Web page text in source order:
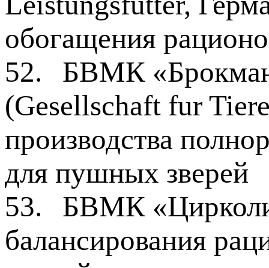
обогащения
52.
БВМК
(Gesellschaft fur
производства
для пушных зверей
53.
БВМК
балансирования